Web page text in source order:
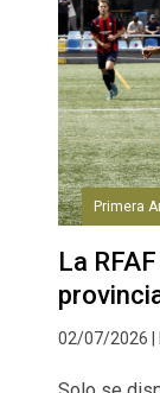
Primera
La
02/07/2026 |